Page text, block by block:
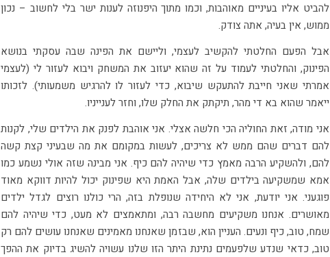
להביט אליו בעיניים מאוהבות, וכמו מתוך היפנוזה לענות ישר בלי לחשוב – נכון
ממוש, אין בעיה, אתה צודק.
אבל הפעם החלטתי להקשיב לעצמי, וליישם את הפינה שבה עסקתי בנושא
הפינוק, והחלטתי לעמוד על זה שהוא יעזוב את המשחק ויבוא לעזור לי (לעצמי
אמרתי שאני חייבת להתעקש שיבוא, כדי לעזור לו להרגיש משמעותי). לזכותו
ייאמר שהוא בא די מהר, תיקתק את החלק שלו, וחזר לענייניו.
אני מודה, זאת החוליה הכי חלשה אצלי. אני אוהבת לפנק את הילדים שלי, לקנות
להם דברים שהם ממש לא צריכים, לעשות במקומם את מה שבעיני קצת קשה
להם, ולהשקיע הרבה מאמץ כדי שיהיה להם כיף. אני מבינה שזה אולי נשמע כמו
אמא שמשקיעה בילדים שלה, אבל האמת היא שפינוק יכול להיות דווקא מאוד
פוגעני. אני יודעת, אני לא היחידה שנופלת בזה, הרי כולנו רוצים לגדל ילדים
מאושרים. אנחנו משקיעים מחשבה רבה, ומתאמצים לא מעט, כדי שיהיה להם
שמח, טוב, כיף ונעים. העניין הוא, שבזמן שאנחנו מאמינים שאנחנו עושים להם רק
טוב, כדאי שנדע שלפעמים נתינת היתר הזו שלנו עשויה להשיג בדיוק את ההפך